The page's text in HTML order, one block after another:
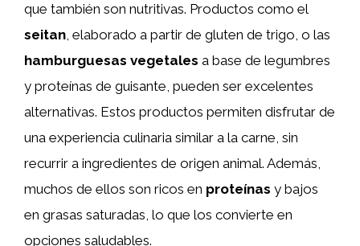
que también son nutritivas. Productos como el
seitan, elaborado a partir de gluten de trigo, o las
hamburguesas vegetales a base de legumbres
y proteínas de guisante, pueden ser excelentes
alternativas. Estos productos permiten disfrutar de
una experiencia culinaria similar a la carne, sin
recurrir a ingredientes de origen animal. Además,
muchos de ellos son ricos en proteínas y bajos
en grasas saturadas, lo que los convierte en
opciones saludables.